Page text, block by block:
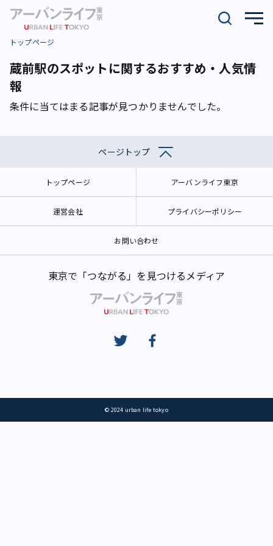
トップページ
蔵前駅のスポットに関するおすすめ・人気情
報
条件に当てはまる記事が見つかりませんでした。
ページトップ
トップページ アーバンライフ東京
運営会社 プライバシーポリシー
お問い合わせ
東京で「つながる」を見つけるメディア
© 2024 urban life tokyo